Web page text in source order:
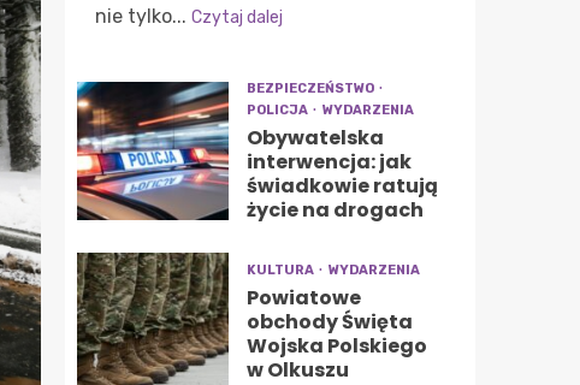
nie tylko... Czytaj dalej
BEZPIECZEŃSTWO
POLICJA
WYDARZENIA
Obywatelska
interwencja: jak
świadkowie ratują
życie na drogach
KULTURA WYDARZENIA
Powiatowe
obchody Święta
Wojska Polskiego
w Olkuszu